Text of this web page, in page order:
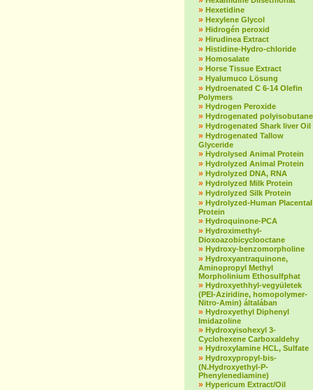
» Hexetidine
» Hexylene Glycol
» Hidrogén peroxid
» Hirudinea Extract
» Histidine-Hydro-chloride
» Homosalate
» Horse Tissue Extract
» Hyalumuco Lösung
» Hydroenated C 6-14 Olefin
Polymers
» Hydrogen Peroxide
» Hydrogenated polyisobutane
» Hydrogenated Shark liver Oil
» Hydrogenated Tallow
Glyceride
» Hydrolysed Animal Protein
» Hydrolyzed Animal Protein
» Hydrolyzed DNA, RNA
» Hydrolyzed Milk Protein
» Hydrolyzed Silk Protein
» Hydrolyzed-Human Placental
Protein
» Hydroquinone-PCA
» Hydroximethyl-
Dioxoazobicyclooctane
» Hydroxy-benzomorpholine
» Hydroxyantraquinone,
Aminopropyl Methyl
Morpholinium Ethosulfphat
» Hydroxyethhyl-vegyületek
(PEI-Aziridine, homopolymer-
Nitro-Amin) általában
» Hydroxyethyl Diphenyl
Imidazoline
» Hydroxyisohexyl 3-
Cyclohexene Carboxaldehy
» Hydroxylamine HCL, Sulfate
» Hydroxypropyl-bis-
(N.Hydroxyethyl-P-
Phenylenediamine)
» Hypericum Extract/Oil